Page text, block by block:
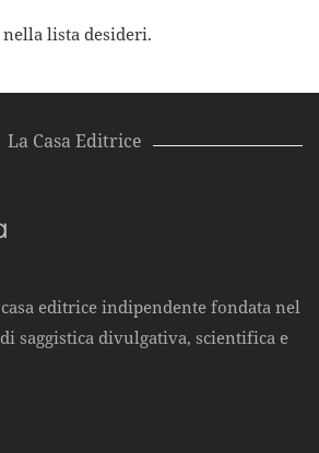
lista desideri.
La Casa Editrice
editrice indipendente fondata nel
saggistica divulgativa, scientifica e